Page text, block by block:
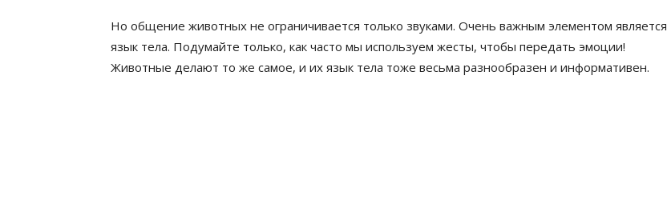
Но общение животных не ограничивается только звуками. Очень важным элементом является
язык тела. Подумайте только, как часто мы используем жесты, чтобы передать эмоции!
Животные делают то же самое, и их язык тела тоже весьма разнообразен и информативен.